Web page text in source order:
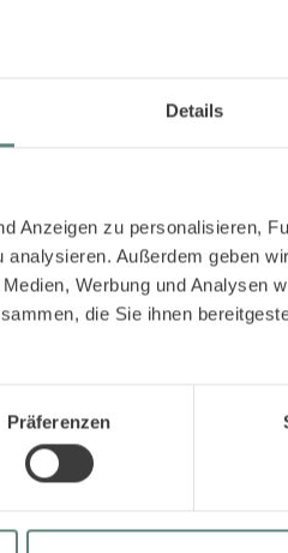
Details
Anzeigen zu personalisieren,
Außerdem geben
Werbung und Analysen
die Sie ihnen
Präferenzen